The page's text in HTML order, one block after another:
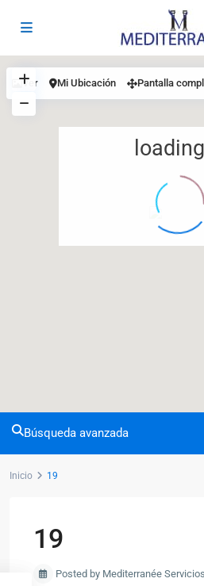
12
Ver Mi Ubicación Pantalla
Búsqueda avanzada
Inicio 19
19
Posted by Mediterranée